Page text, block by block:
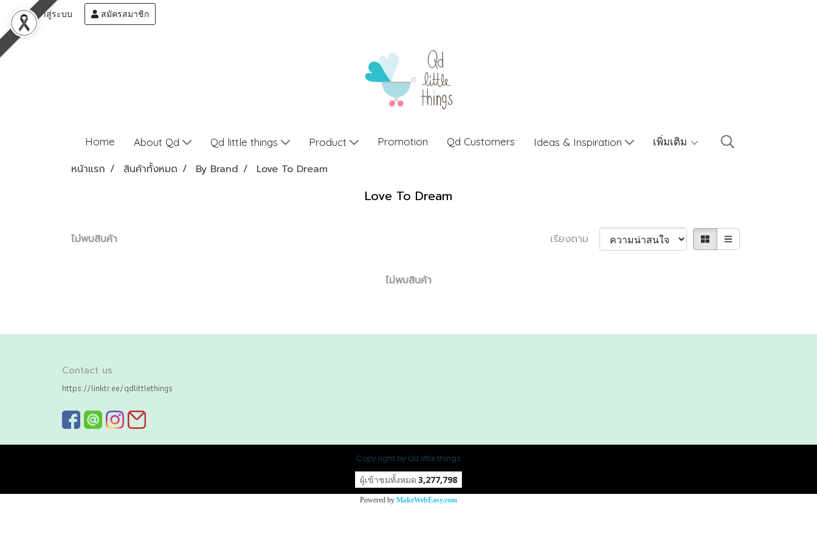
เข้าสู่ระบบ สมัครสมาชิก
Home About Qd Qd little things Product Promotion Qd Customers Ideas & Inspiration เพิ่มเติม
หน้าแรก สินค้าทั้งหมด By Brand Love To Dream
Love To Dream
ไม่พบสินค้า เรียงตาม
ไม่พบสินค้า
Contact us
https://linktr.ee/qdlittlethings
Copy right by Qd little things
ผู้เข้าชมทั้งหมด 3,277,798
Powered by MakeWebEasy.com